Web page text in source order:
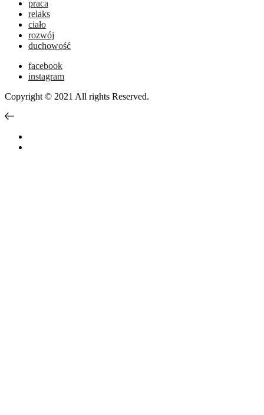
praca
relaks
ciało
rozwój
duchowość
facebook
instagram
Copyright © 2021 All rights Reserved.